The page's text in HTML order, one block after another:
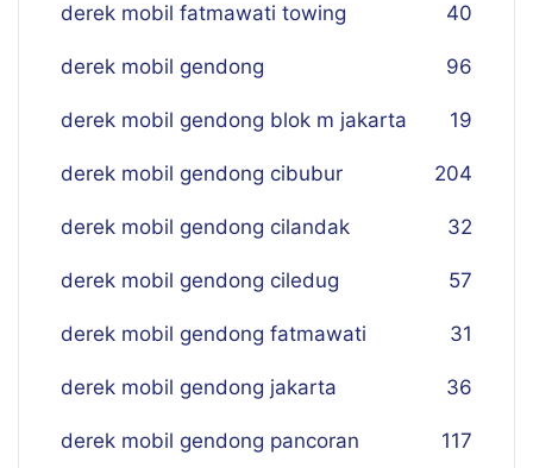
derek mobil fatmawati towing 40
derek mobil gendong 96
derek mobil gendong blok m jakarta 19
derek mobil gendong cibubur 204
derek mobil gendong cilandak 32
derek mobil gendong ciledug 57
derek mobil gendong fatmawati 31
derek mobil gendong jakarta 36
derek mobil gendong pancoran 117